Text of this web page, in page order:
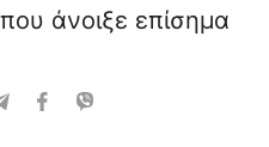
άνοιξε επίσημα